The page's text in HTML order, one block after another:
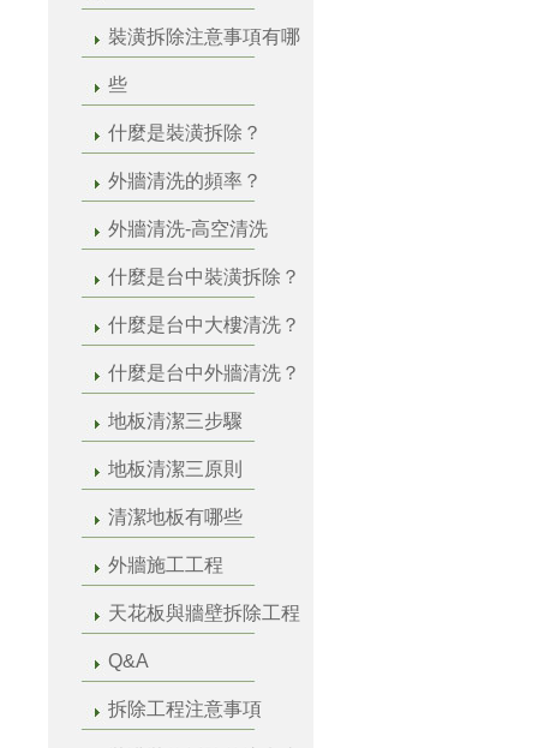
裝潢拆除注意事項有哪
些
什麼是裝潢拆除？
外牆清洗的頻率？
外牆清洗-高空清洗
什麼是台中裝潢拆除？
什麼是台中大樓清洗？
什麼是台中外牆清洗？
地板清潔三步驟
地板清潔三原則
清潔地板有哪些
外牆施工工程
天花板與牆壁拆除工程
Q&A
拆除工程注意事項